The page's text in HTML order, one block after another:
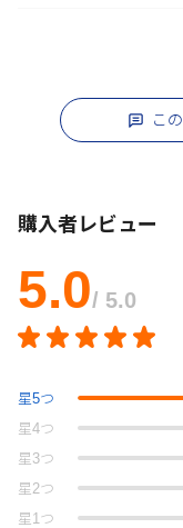
こ
購入者レビュー
5.0/ 5.0
星5つ
星4つ
星 3つ
星 2つ
星 1つ